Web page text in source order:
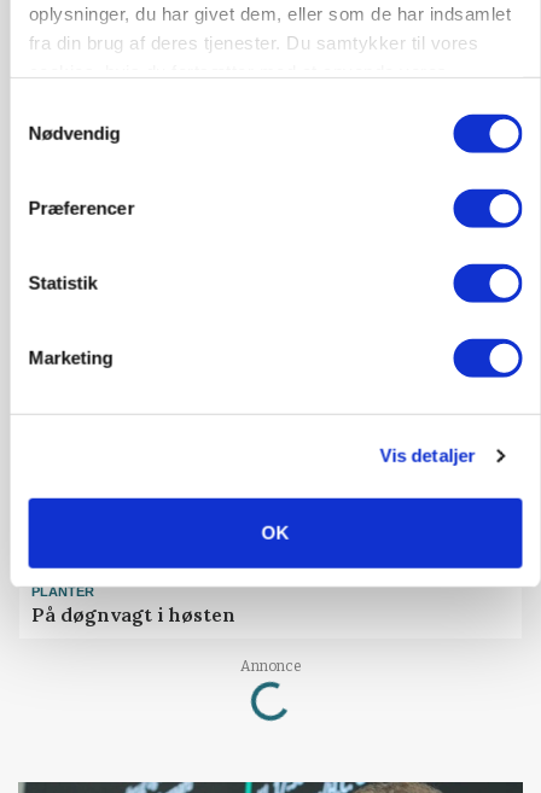
oplysninger, du har givet dem, eller som de har indsamlet
fra din brug af deres tjenester. Du samtykker til vores
Nødvendig
Præferencer
Statistik
Marketing
Vis detaljer
OK
LEDER
PLANTER
På døgnvagt i høsten
Annonce
Loading...